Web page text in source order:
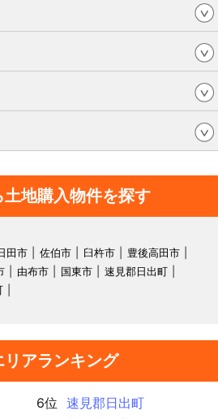
地購入物件を探す
田市 佐伯市 臼杵市
豊後高田市
由布市 国東市
速見郡日出町
アランキング
6位
速見郡日出町